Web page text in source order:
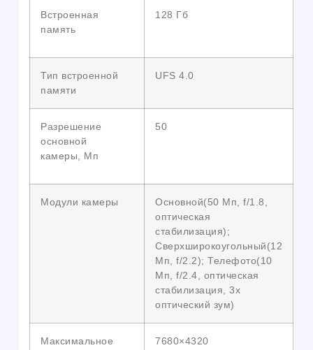
Встроенная
память
128 Гб
Тип встроенной
памяти
UFS 4.0
Разрешение
основной
камеры, Мп
50
Модули камеры
Основной(50 Мп, f/1.8,
оптическая
стабилизация);
Сверхширокоугольный(12
Мп, f/2.2); Телефото(10
Мп, f/2.4, оптическая
стабилизация, 3x
оптический зум)
Максимальное 7680×4320